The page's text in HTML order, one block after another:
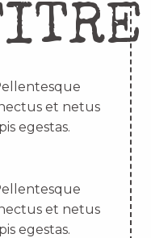
et netus
egestas.
et netus
egestas.